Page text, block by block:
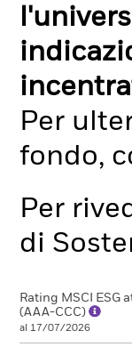
Per
fondo,
Per
di
Rating MSCI ESG
(AAA-CCC)
al 17/07/2026